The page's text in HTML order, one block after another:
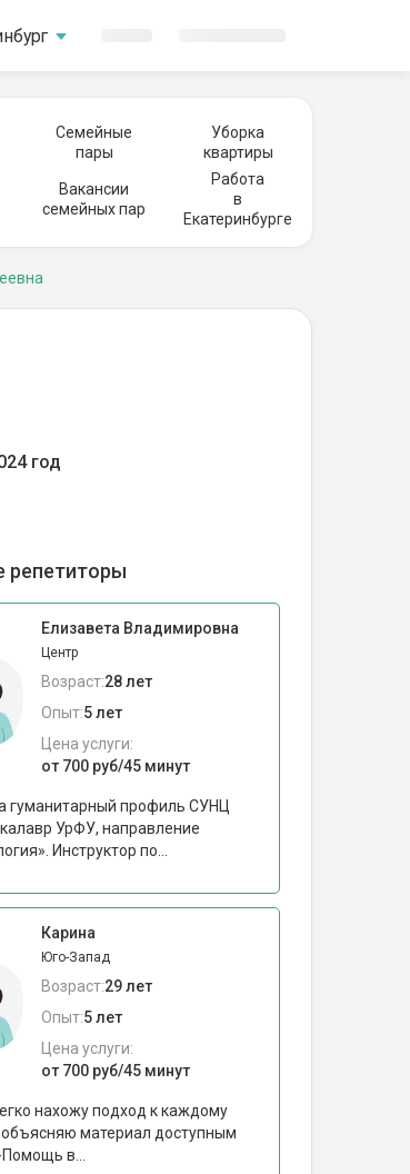
Семейные
пары
Уборка
квартиры
Вакансии
семейных пар
Работа
в
Екатеринбурге
год
репетиторы
Елизавета Владимировна
Центр
Возраст:28 лет
Опыт:5 лет
Цена услуги:
от 700 руб/45 минут
гуманитарный профиль СУНЦ
УрФУ, направление
Инструктор по...
Карина
Юго-Запад
Возраст:29 лет
Опыт:5 лет
Цена услуги:
от 700 руб/45 минут
нахожу подход к каждому
объясняю материал доступным
в...